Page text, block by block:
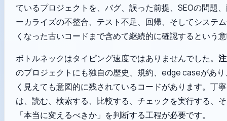
ているプロジェクトを、バグ、誤った前提、SEOの問題
ーカライズの不整合、テスト不足、回帰、そしてシステ
くなった古いコードまで含めて継続的に確認するという
ボトルネックはタイピング速度ではありませんでした。
のプロジェクトにも独自の歴史、規約、edge caseがあ
く見えても意図的に残されているコードがあります。丁
は、読む、検索する、比較する、チェックを実行する、
「本当に変えるべきか」を判断する工程が必要です。